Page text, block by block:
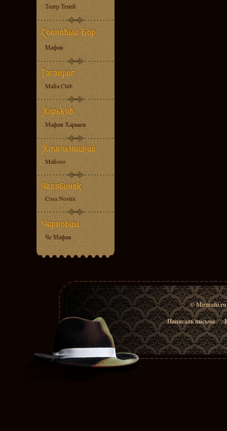
Театр Теней
Мафия
Mafia Club
Мафия Харьков
Mafioso
Cosa Nostra
Че Мафия
© Mirmafii.ru
Написать письмо